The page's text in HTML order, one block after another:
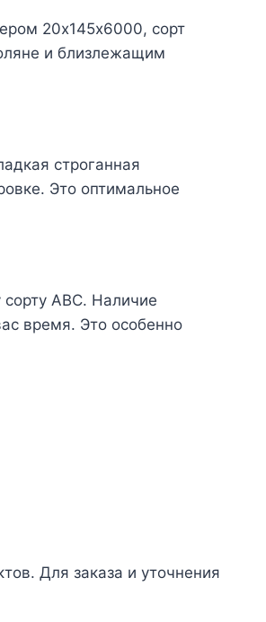
20х145х6000, сорт
и близлежащим
строганная
Это оптимальное
АВС. Наличие
время. Это особенно
Для заказа и уточнения